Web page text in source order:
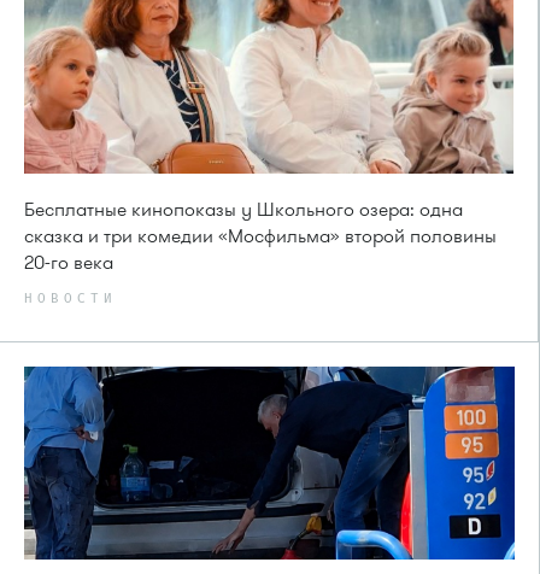
Бесплатные кинопоказы у Школьного озера: одна
сказка и три комедии «Мосфильма» второй половины
20-го века
НОВОСТИ